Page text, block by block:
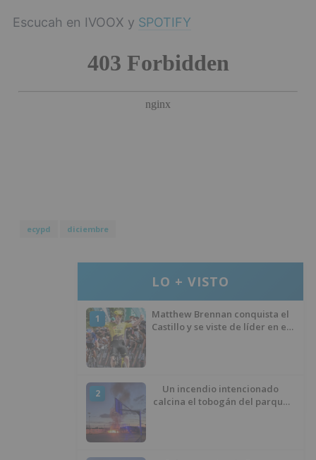
Escucah en IVOOX y SPOTIFY
ecypd diciembre
LO + VISTO
1
Matthew Brennan conquista el
Castillo y se viste de líder en el
2
Un incendio intencionado
calcina el tobogán del parque